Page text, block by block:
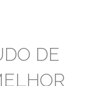
DE